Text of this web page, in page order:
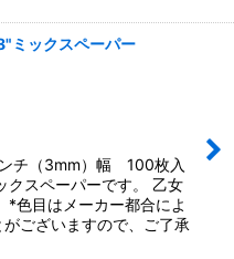
ミックスペーパー
チ（3mm）幅 100枚入
クスペーパーです。 乙女
*色目はメーカー都合によ
ございますので、ご了承